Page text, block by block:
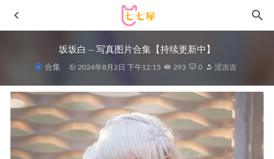
坂坂白 – 写真图片合集【持续更新中】
合集 2024年8月2日 下午12:15 293 0 涩吉吉